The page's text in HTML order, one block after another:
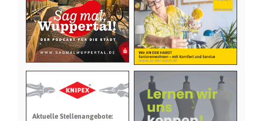
Aktuelle Stellenangebote: